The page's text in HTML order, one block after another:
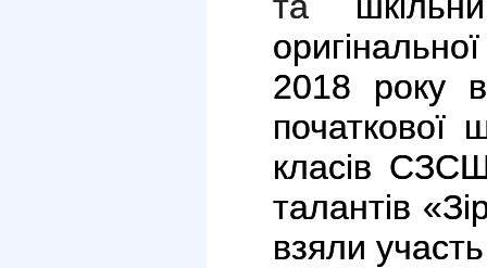
2018 року
початкової
класів
талантів
взяли